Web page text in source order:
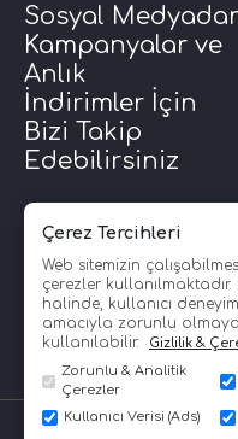
Sosyal
Kampanyalar ve
Anlık
İndirimler İçin
Bizi Takip
Edebilirsiniz
SPLHİFİ ©
Çerez Tercihleri
Web sitemizin
çerezler
halinde, kullanıcı
amacıyla zorunlu
kullanılabilir.
Gizlilik &
Zorunlu & Analitik
Çerezler
Kullanıcı Verisi (Ads)